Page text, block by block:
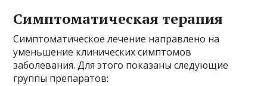
Симптоматическая терапия
Симптоматическое лечение направлено на
уменьшение клинических симптомов
заболевания. Для этого показаны следующие
группы препаратов: